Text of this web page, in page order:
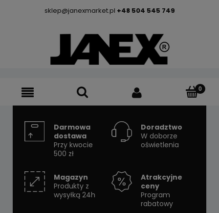
sklep@janexmarket.pl +48 504 545 749
Darmowa
dostawa
Przy kwocie
500 zł
Doradztwo
W doborze
oświetlenia
Magazyn
Produkty z
wysyłką 24h
Atrakcyjne
ceny
Program
rabatowy